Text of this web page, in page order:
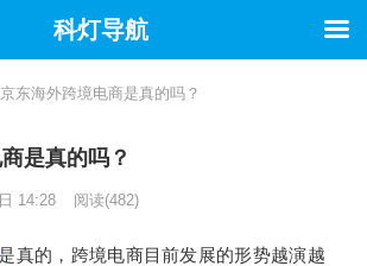
京东海外跨境电商是真的吗？
是真的吗？
14:28 阅读(482)
是真的，跨境电商目前发展的形势越演越
科灯导航